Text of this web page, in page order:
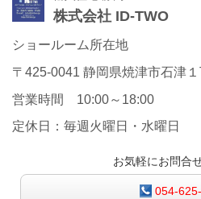
株式会社 ID-TWO
ショールーム所在地
〒425-0041 静岡県焼津市石津１
営業時間 10:00～18:00
定休日：毎週火曜日・水曜日
お気軽にお問合
054-